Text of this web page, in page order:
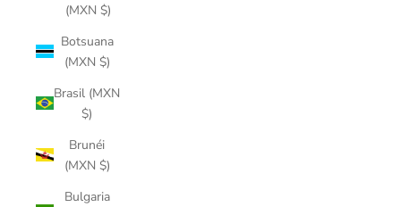
(MXN $)
Botsuana
(MXN $)
Brasil (MXN
$)
Brunéi
(MXN $)
Bulgaria